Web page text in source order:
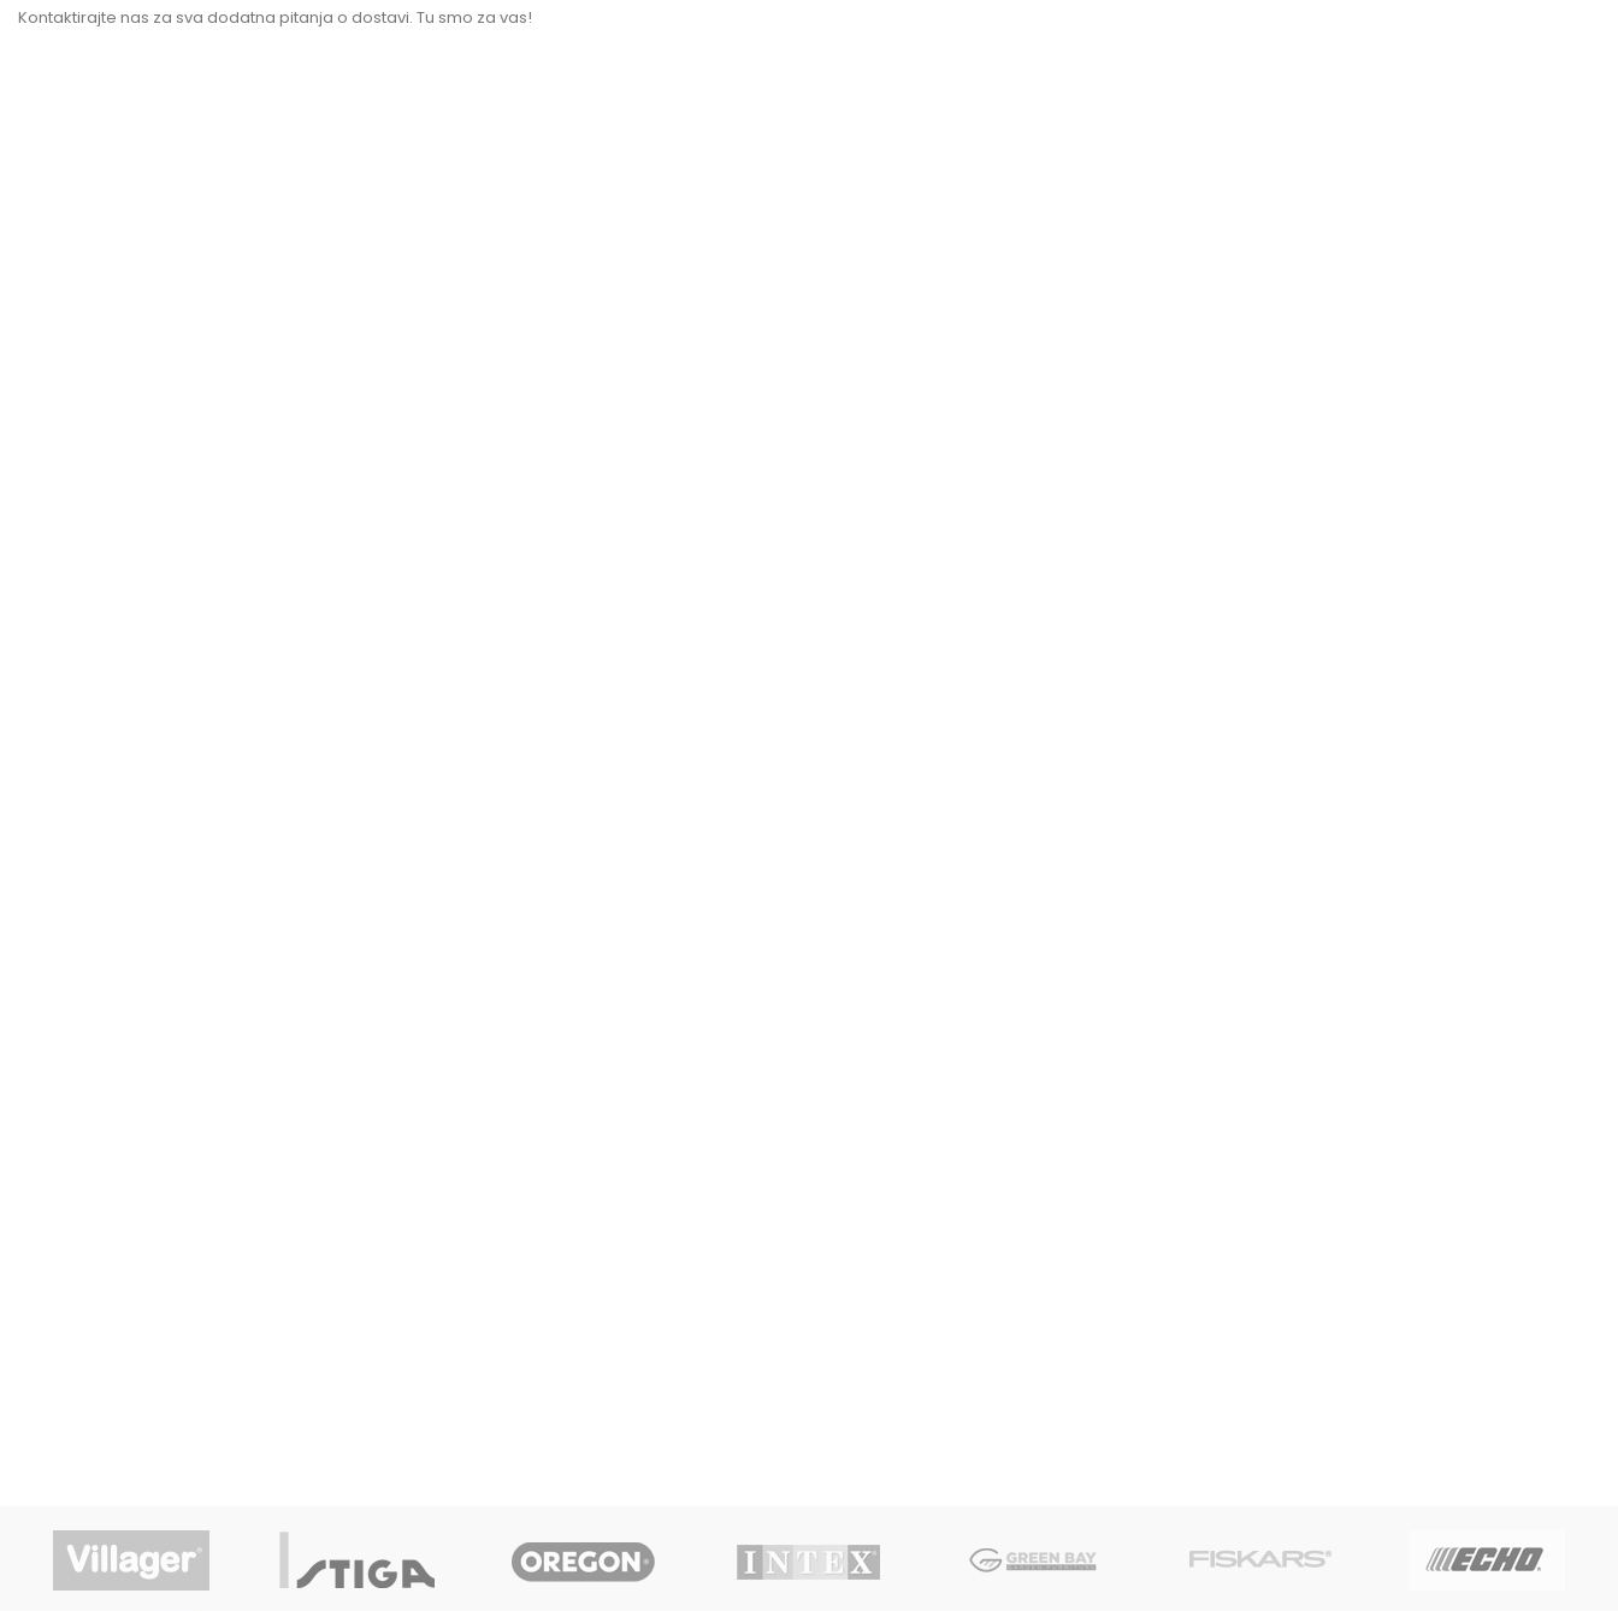
Kontaktirajte nas za sva dodatna pitanja o dostavi. Tu smo za vas!